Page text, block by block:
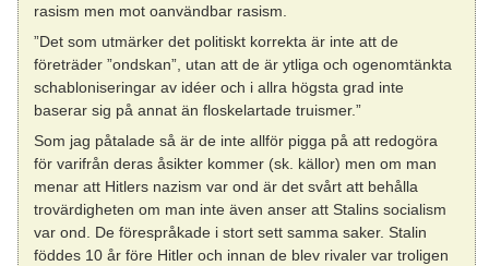
rasism men mot oanvändbar rasism.
”Det som utmärker det politiskt korrekta är inte att de
företräder ”ondskan”, utan att de är ytliga och ogenomtänkta
schabloniseringar av idéer och i allra högsta grad inte
baserar sig på annat än floskelartade truismer.”
Som jag påtalade så är de inte allför pigga på att redogöra
för varifrån deras åsikter kommer (sk. källor) men om man
menar att Hitlers nazism var ond är det svårt att behålla
trovärdigheten om man inte även anser att Stalins socialism
var ond. De förespråkade i stort sett samma saker. Stalin
föddes 10 år före Hitler och innan de blev rivaler var troligen